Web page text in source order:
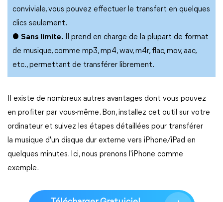
conviviale, vous pouvez effectuer le transfert en quelques
clics seulement.
● Sans limite. Il prend en charge de la plupart de format
de musique, comme mp3, mp4, wav, m4r, flac, mov, aac,
etc., permettant de transférer librement.
Il existe de nombreux autres avantages dont vous pouvez
en profiter par vous-même. Bon, installez cet outil sur votre
ordinateur et suivez les étapes détaillées pour transférer
la musique d'un disque dur externe vers iPhone/iPad en
quelques minutes. Ici, nous prenons l'iPhone comme
exemple.